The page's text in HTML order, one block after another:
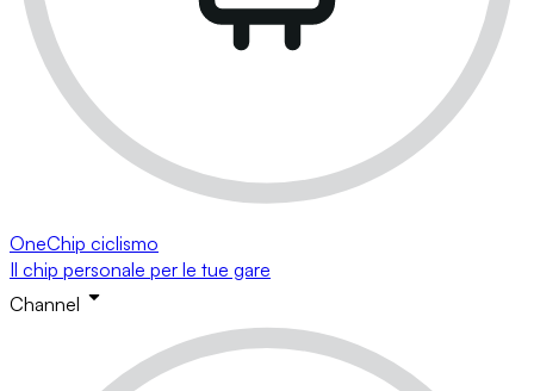
OneChip ciclismo
Il chip personale per le tue gare
Channel